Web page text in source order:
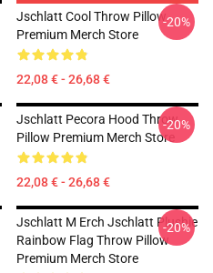
Jschlatt Cool Throw Pillow
Premium Merch Store
22,08 € - 26,68 €
-20%
Jschlatt Pecora Hood Throw
Pillow Premium Merch Store
22,08 € - 26,68 €
-20%
Jschlatt M Erch Jschlatt Plushie
Rainbow Flag Throw Pillow
Premium Merch Store
-20%